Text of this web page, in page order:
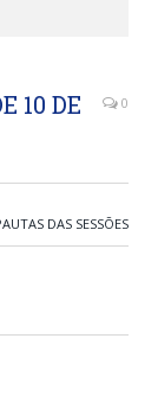
10 DE
0
DAS SESSÕES